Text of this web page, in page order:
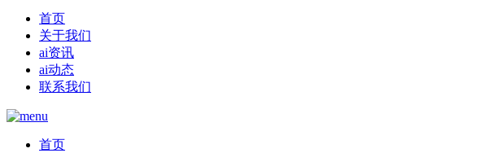
首页
关于我们
ai资讯
ai动态
联系我们
首页